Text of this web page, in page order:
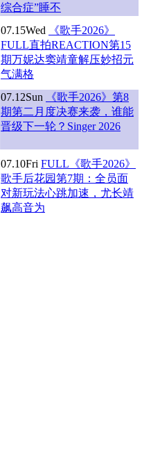
综合症”睡不
07.15Wed
《歌手2026》
FULL直拍REACTION第15
期万妮达窦靖童解压妙招元
气满格
07.12Sun
《歌手2026》第8
期第二月度决赛来袭，谁能
晋级下一轮？Singer 2026
07.10Fri FULL《歌手2026》
歌手后花园第7期：全员面
对新玩法心跳加速，尤长靖
飙高音为